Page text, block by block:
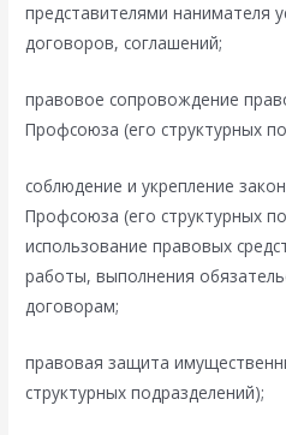
представителями нанимателя
договоров, соглашений;
правовое сопровождение
Профсоюза (его структурных
соблюдение и укрепление
Профсоюза (его структурных
использование правовых
работы, выполнения
договорам;
правовая защита
структурных подразделений);